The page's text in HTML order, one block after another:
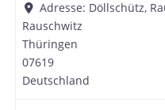
Adresse: Döllschütz,
Rauschwitz
Thüringen
07619
Deutschland